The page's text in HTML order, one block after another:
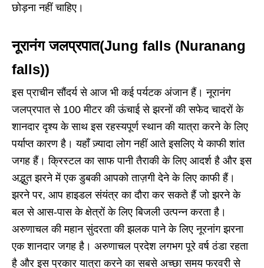
छोड़ना नहीं चाहिए।
नूरानंग जलप्रपात(Jung falls (Nuranang
falls))
इस प्राचीन सौंदर्य से आज भी कई पर्यटक अंजान हैं। नूरानंग
जलप्रपात से 100 मीटर की ऊंचाई से झरनों की सफेद चादरों के
शानदार दृश्य के साथ इस रहस्यपूर्ण स्थान की यात्रा करने के लिए
पर्याप्त कारण है। यहाँ ज़्यादा लोग नहीं आते इसलिए ये काफी शांत
जगह हैं। क्रिस्टल का साफ पानी तैराकी के लिए आदर्श है और इस
अद्भुत झरने में एक डुबकी आपको ताज़गी देने के लिए काफी हैं।
झरने पर, आप हाइडल संयंत्र का दौरा कर सकते हैं जो झरने के
बल से आस-पास के क्षेत्रों के लिए बिजली उत्पन्न करता है।
अरुणाचल की महान सुंदरता की झलक पाने के लिए नूरनांग झरना
एक शानदार जगह है। अरुणाचल प्रदेश लगभग पूरे वर्ष ठंडा रहता
है और इस प्रकार यात्रा करने का सबसे अच्छा समय फरवरी से